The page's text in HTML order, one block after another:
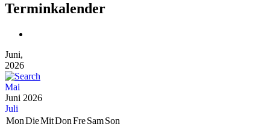
Terminkalender
Juni,
2026
Mai
Juni 2026
Juli
MonDieMitDonFreSamSon